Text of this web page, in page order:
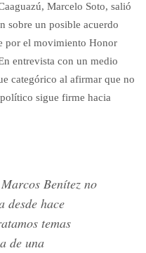
Marcelo Soto, salió
sobre un posible acuerdo
por el movimiento Honor
entrevista con un medio
categórico al afirmar que no
sigue firme hacia
Benítez no
desde hace
temas
de una